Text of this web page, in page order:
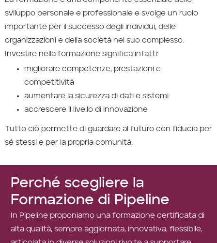
sviluppo personale e professionale e svolge un ruolo
importante per il successo degli individui, delle
organizzazioni e della società nel suo complesso.
Investire nella formazione significa infatti:
migliorare competenze, prestazioni e
competitività
aumentare la sicurezza di dati e sistemi
accrescere il livello di innovazione
Tutto ciò permette di guardare al futuro con fiducia per
sé stessi e per la propria comunità.
Perché scegliere la
Formazione di Pipeline
In Pipeline proponiamo una formazione certificata di
alta qualità, sempre aggiornata, innovativa, flessibile,